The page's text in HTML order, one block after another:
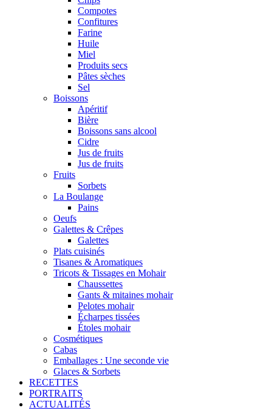
Compotes
Confitures
Farine
Huile
Miel
Produits secs
Pâtes sèches
Sel
Boissons
Apéritif
Bière
Boissons sans alcool
Cidre
Jus de fruits
Jus de fruits
Fruits
Sorbets
La Boulange
Pains
Oeufs
Galettes & Crêpes
Galettes
Plats cuisinés
Tisanes & Aromatiques
Tricots & Tissages en Mohair
Chaussettes
Gants & mitaines mohair
Pelotes mohair
Écharpes tissées
Étoles mohair
Cosmétiques
Cabas
Emballages : Une seconde vie
Glaces & Sorbets
RECETTES
PORTRAITS
ACTUALITÉS